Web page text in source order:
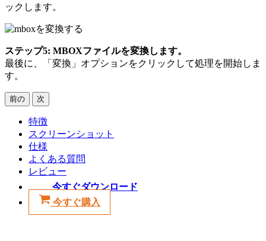
ックします。
ステップ5: MBOXファイルを変換します。
最後に、「変換」オプションをクリックして処理を開始しま
す。
前の 次
特徴
スクリーンショット
仕様
よくある質問
レビュー
今すぐダウンロード
今すぐ購入